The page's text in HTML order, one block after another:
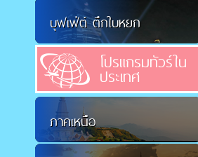
บุฟเฟ่ต์ ตึกใบหยก
โปรแกรมทัวร์ใน
ประเทศ
ภาคเหนือ